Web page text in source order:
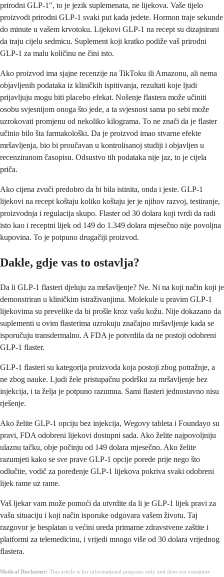
prirodni GLP-1", to je jezik suplemenata, ne lijekova. Vaše tijelo
proizvodi prirodni GLP-1 svaki put kada jedete. Hormon traje sekunde
do minute u vašem krvotoku. Lijekovi GLP-1 na recept su dizajnirani
da traju cijelu sedmicu. Suplement koji kratko podiže vaš prirodni
GLP-1 za malu količinu ne čini isto.
Ako proizvod ima sjajne recenzije na TikToku ili Amazonu, ali nema
objavljenih podataka iz kliničkih ispitivanja, rezultati koje ljudi
prijavljuju mogu biti placebo efekat. Nošenje flastera može učiniti
osobu svjesnijom onoga što jede, a ta svjesnost sama po sebi može
uzrokovati promjenu od nekoliko kilograma. To ne znači da je flaster
učinio bilo šta farmakološki. Da je proizvod imao stvarne efekte
mršavljenja, bio bi proučavan u kontrolisanoj studiji i objavljen u
recenziranom časopisu. Odsustvo tih podataka nije jaz, to je cijela
priča.
Ako cijena zvuči predobro da bi bila istinita, onda i jeste. GLP-1
lijekovi na recept koštaju koliko koštaju jer je njihov razvoj, testiranje,
proizvodnja i regulacija skupo. Flaster od 30 dolara koji tvrdi da radi
isto kao i receptni lijek od 149 do 1.349 dolara mjesečno nije povoljna
kupovina. To je potpuno drugačiji proizvod.
Dakle, gdje vas to ostavlja?
Da li GLP-1 flasteri djeluju za mršavljenje? Ne. Ni na koji način koji je
demonstriran u kliničkim istraživanjima. Molekule u pravim GLP-1
lijekovima su prevelike da bi prošle kroz vašu kožu. Nije dokazano da
suplementi u ovim flasterima uzrokuju značajno mršavljenje kada se
isporučuju transdermalno. A FDA je potvrdila da ne postoji odobreni
GLP-1 flaster.
GLP-1 flasteri su kategorija proizvoda koja postoji zbog potražnje, a
ne zbog nauke. Ljudi žele pristupačnu podršku za mršavljenje bez
injekcija, i ta želja je potpuno razumna. Sami flasteri jednostavno nisu
rješenje.
Ako želite GLP-1 opciju bez injekcija, Wegovy tableta i Foundayo su
pravi, FDA odobreni lijekovi dostupni sada. Ako želite najpovoljniju
ulaznu tačku, obje počinju od 149 dolara mjesečno. Ako želite
razumjeti kako se sve prave GLP-1 opcije porede prije nego što
odlučite, vodič za poređenje GLP-1 lijekova pokriva svaki odobreni
lijek rame uz rame.
Vaš ljekar vam može pomoći da utvrdite da li je GLP-1 lijek pravi za
vašu situaciju i koji način isporuke odgovara vašem životu. Taj
razgovor je besplatan u većini ureda primarne zdravstvene zaštite i
platformi za telemedicinu, i vrijedi mnogo više od 30 dolara vrijednog
flastera.
Medical Disclaimer: This article is for informational purposes only and does not constitute